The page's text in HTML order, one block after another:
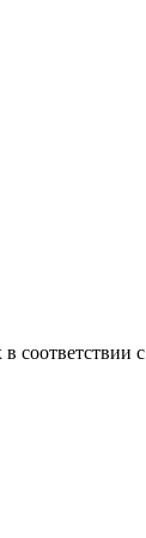
соответствии с